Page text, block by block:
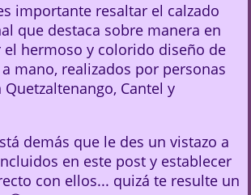
importante resaltar el calzado
que destaca sobre manera en
el hermoso y colorido diseño de
mano, realizados por personas
Cantel y
demás que le des un vistazo a
en este post y establecer
con ellos... quizá te resulte un